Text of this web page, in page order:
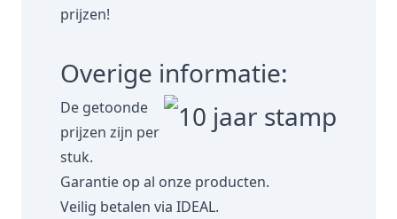
prijzen!
Overige informatie:
De getoonde
prijzen zijn per
stuk.
Garantie op al onze producten.
Veilig betalen via IDEAL.